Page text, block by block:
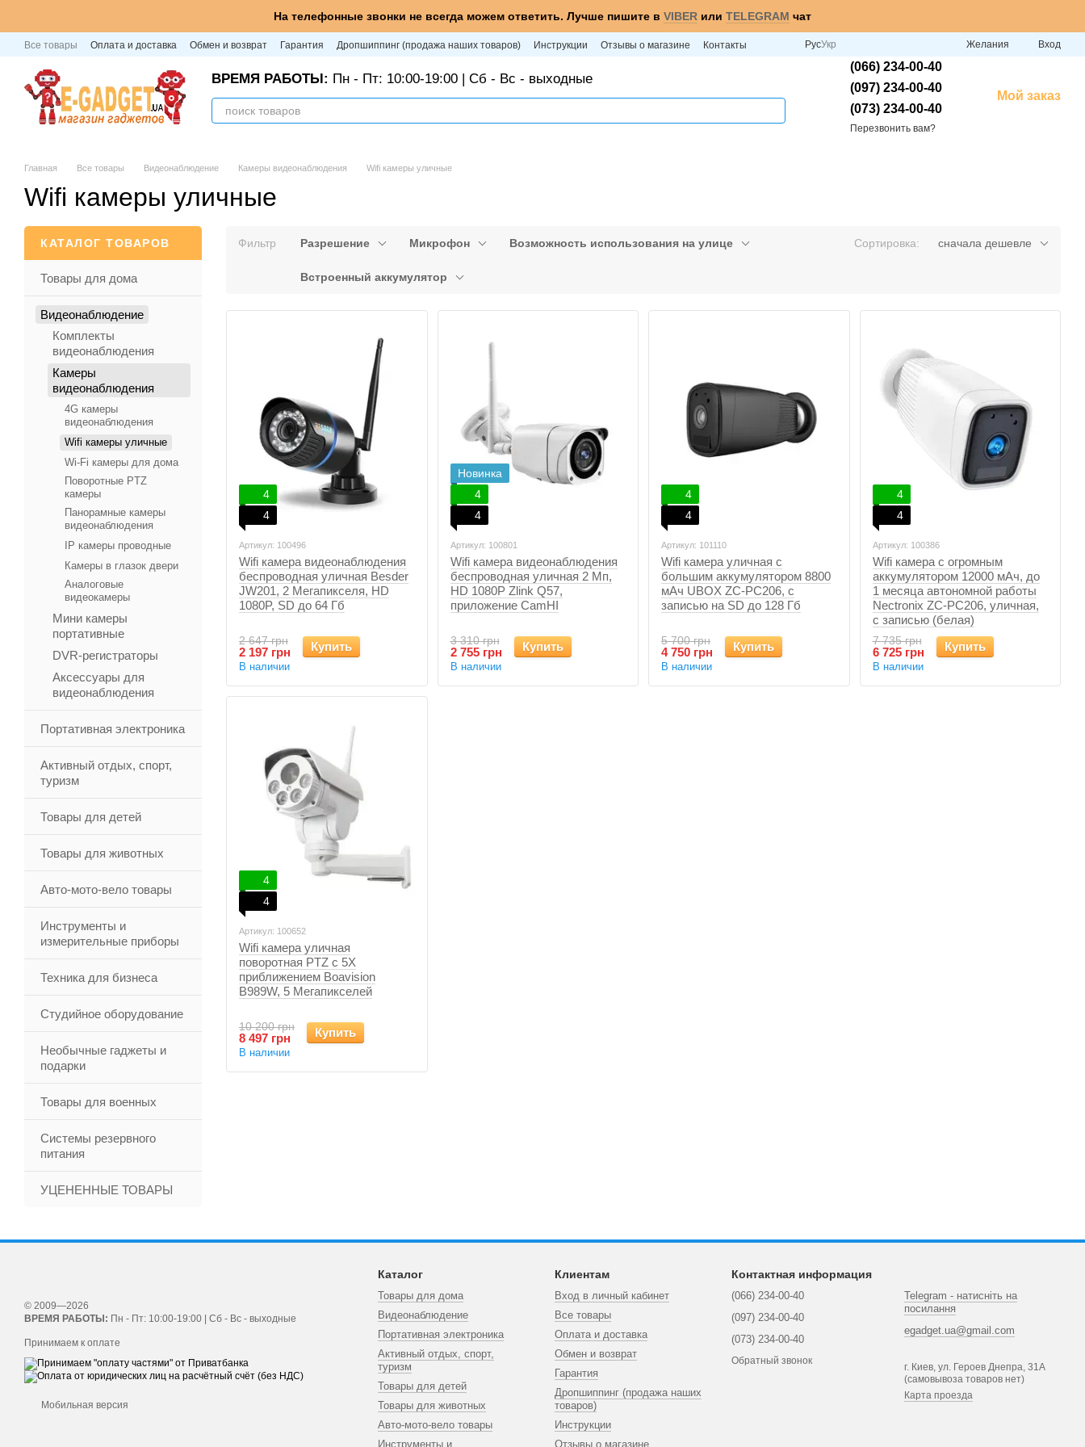
На телефонные звонки не всегда можем ответить. Лучше пишите в VIBER или TELEGRAM чат
Все товары Оплата и доставка Обмен и возврат Гарантия Дропшиппинг (продажа наших товаров) Инструкции Отзывы о магазине Контакты РусУкр Желания Вход
ВРЕМЯ РАБОТЫ: Пн - Пт: 10:00-19:00 | Сб - Вс - выходные
(066) 234-00-40
(097) 234-00-40
(073) 234-00-40
Перезвонить вам?
Мой заказ
Главная Все товары Видеонаблюдение Камеры видеонаблюдения Wifi камеры уличные
Wifi камеры уличные
Фильтр Разрешение Микрофон Возможность использования на улице
Встроенный аккумулятор
Сортировка: сначала дешевле
4
4
Артикул: 100496
Wifi камера видеонаблюдения
беспроводная уличная Besder
JW201, 2 Мегапикселя, HD
1080P, SD до 64 Гб
2 647 грн
2 197 грн Купить
В наличии
Новинка
4
4
Артикул: 100801
Wifi камера видеонаблюдения
беспроводная уличная 2 Мп,
HD 1080P Zlink Q57,
приложение CamHI
3 310 грн
2 755 грн Купить
В наличии
4
4
Артикул: 101110
Wifi камера уличная с
большим аккумулятором 8800
мАч UBOX ZC-PC206, с
записью на SD до 128 Гб
5 700 грн
4 750 грн Купить
В наличии
4
4
Артикул: 100386
Wifi камера с огромным
аккумулятором 12000 мАч, до
1 месяца автономной работы
Nectronix ZC-PC206, уличная,
с записью (белая)
7 735 грн
6 725 грн Купить
В наличии
4
4
Артикул: 100652
Wifi камера уличная
поворотная PTZ с 5Х
приближением Boavision
B989W, 5 Мегапикселей
10 200 грн
8 497 грн Купить
В наличии
КАТАЛОГ ТОВАРОВ
Товары для дома
Видеонаблюдение
Комплекты
видеонаблюдения
Камеры
видеонаблюдения
4G камеры
видеонаблюдения
Wifi камеры уличные
Wi-Fi камеры для дома
Поворотные PTZ
камеры
Панорамные камеры
видеонаблюдения
IP камеры проводные
Камеры в глазок двери
Аналоговые
видеокамеры
Мини камеры
портативные
DVR-регистраторы
Аксессуары для
видеонаблюдения
Портативная электроника
Активный отдых, спорт,
туризм
Товары для детей
Товары для животных
Авто-мото-вело товары
Инструменты и
измерительные приборы
Техника для бизнеса
Студийное оборудование
Необычные гаджеты и
подарки
Товары для военных
Системы резервного
питания
УЦЕНЕННЫЕ ТОВАРЫ
© 2009—2026
ВРЕМЯ РАБОТЫ: Пн - Пт: 10:00-19:00 | Сб - Вс - выходные
Принимаем к оплате
Мобильная версия
Каталог
Товары для дома
Видеонаблюдение
Портативная электроника
Активный отдых, спорт,
туризм
Товары для детей
Товары для животных
Авто-мото-вело товары
Инструменты и
Клиентам
Вход в личный кабинет
Все товары
Оплата и доставка
Обмен и возврат
Гарантия
Дропшиппинг (продажа наших
товаров)
Инструкции
Отзывы о магазине
Контактная информация
(066) 234-00-40
(097) 234-00-40
(073) 234-00-40
Обратный звонок
Telegram - натисніть на
посилання
egadget.ua@gmail.com
г. Киев, ул. Героев Днепра, 31А
(самовывоза товаров нет)
Карта проезда